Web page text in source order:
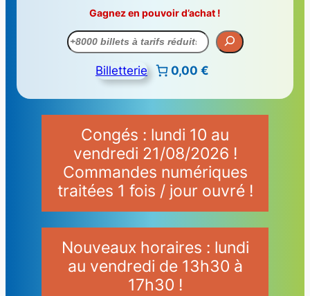
Gagnez en pouvoir d’achat !
Recherche
Billetterie 0,00 €
Congés : lundi 10 au
vendredi 21/08/2026 !
Commandes numériques
traitées 1 fois / jour ouvré !
Nouveaux horaires : lundi
au vendredi de 13h30 à
17h30 !